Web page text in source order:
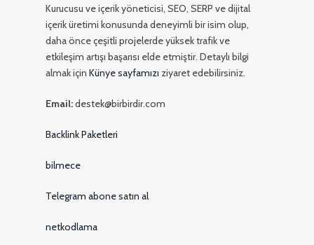
Kurucusu ve içerik yöneticisi, SEO, SERP ve dijital
içerik üretimi konusunda deneyimli bir isim olup,
daha önce çeşitli projelerde yüksek trafik ve
etkileşim artışı başarısı elde etmiştir. Detaylı bilgi
almak içinKünye sayfamızı ziyaret edebilirsiniz.
Email:destek@birbirdir.com
Backlink Paketleri
bilmece
Telegram abone satın al
netkodlama